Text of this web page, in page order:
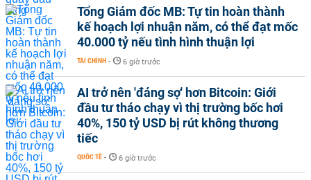
Tổng Giám đốc MB: Tự tin hoàn thành
kế hoạch lợi nhuận năm, có thể đạt mốc
40.000 tỷ nếu tình hình thuận lợi
TÀI CHÍNH - 6 giờ trước
AI trở nên 'đáng sợ' hơn Bitcoin: Giới
đầu tư tháo chạy vì thị trường bốc hơi
40%, 150 tỷ USD bị rút không thương
tiếc
QUỐC TẾ - 6 giờ trước